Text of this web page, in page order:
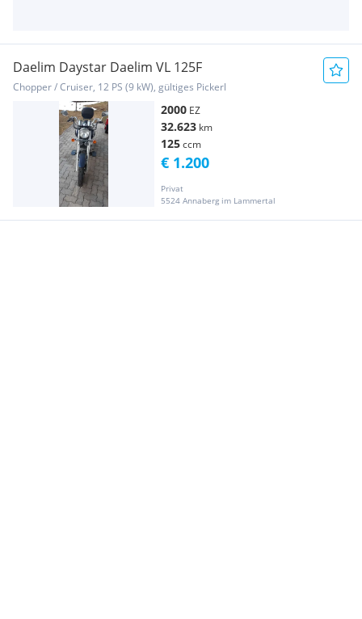
Daelim Daystar Daelim VL 125F
Chopper / Cruiser, 12 PS (9 kW), gültiges Pickerl
2000 EZ
32.623 km
125ccm
Privat
5524 Annaberg im Lammertal
€ 1.200